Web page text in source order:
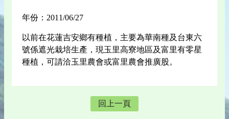
年份：2011/06/27
以前在花蓮吉安鄉有種植，主要為華南種及台東六
號係遮光栽培生產，現玉里高寮地區及富里有零星
種植，可請洽玉里農會或富里農會推廣股。
回上一頁